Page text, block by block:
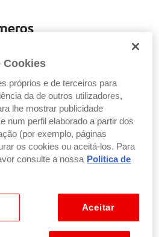
o talento nacional, tendo
de participantes e
centena de prémios entre
Cookies
próprios e de terceiros para
da de outros utilizadores,
lhe mostrar publicidade
num perfil elaborado a partir dos
(por exemplo, páginas
os cookies ou aceitá-los. Para
consulte a nossa Politica de
Aceitar